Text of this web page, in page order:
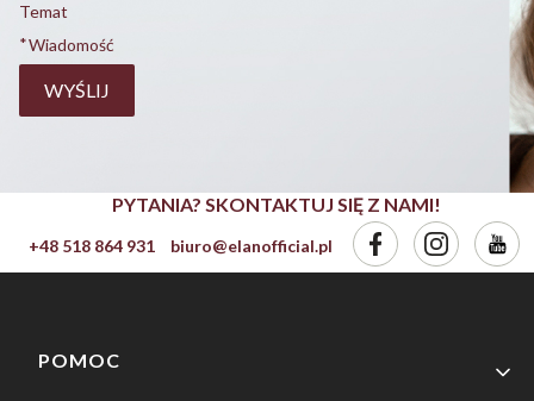
Temat
*Wiadomość
WYŚLIJ
PYTANIA? SKONTAKTUJ SIĘ Z NAMI!
+48 518 864 931 biuro@elanofficial.pl
Linki w stopce
POMOC